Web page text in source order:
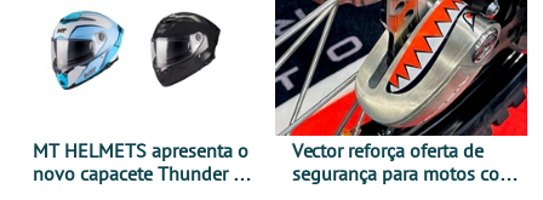
MT HELMETS apresenta o
novo capacete Thunder 4 R
Vector reforça oferta de
segurança para motos com